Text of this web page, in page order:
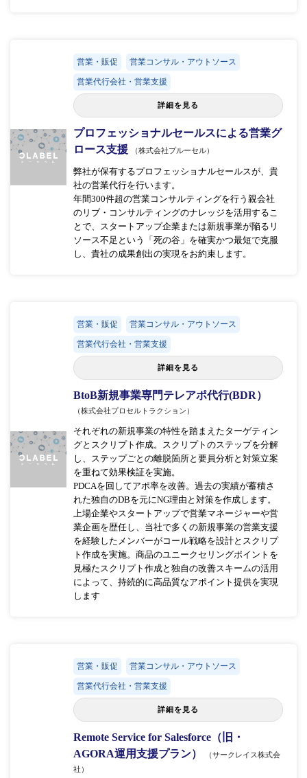
営業・販促 営業コンサル・アウトソース
営業代行会社・営業支援
詳細を見る
プロフェッショナルセールスによる営業グ
ロース支援
（株式会社プルーセル）
弊社が保有するプロフェッショナルセールスが、貴
社の営業代行を行います。
年間300件超の営業コンサルティングを行う親会社
のリブ・コンサルティングのナレッジを活用するこ
とで、スタートアップ企業または新規事業が陥るリ
ソース不足という「死の谷」を確実かつ最短で克服
し、貴社の成果創出の実現をお約束します。
営業・販促 営業コンサル・アウトソース
営業代行会社・営業支援
詳細を見る
BtoB新規事業専門テレアポ代行(BDR）
（株式会社プロセルトラクション）
それぞれの新規事業の特性を踏まえたターゲティン
グとスクリプト作成。スクリプトのステップを分解
し、ステップごとの離脱箇所と要員分析と対策立案
を重ねて効果検証を実施。
PDCAを回してアポ率を改善。過去の実績が蓄積さ
れた独自のDBを元にNG理由と対策を作成します。
上場企業やスタートアップで営業マネージャーや営
業企画を歴任し、当社で多くの新規事業の営業支援
を経験したメンバーがコール戦略を設計とスクリプ
ト作成を実施。 商品のユニークセリングポイントを
見極たスクリプト作成と独自の改善スキームの活用
によって、持続的に高品質なアポイント提供を実現
します
営業・販促 営業コンサル・アウトソース
営業代行会社・営業支援
詳細を見る
Remote Service for Salesforce（旧・
AGORA運用支援プラン）
（サークレイス株式会
社）